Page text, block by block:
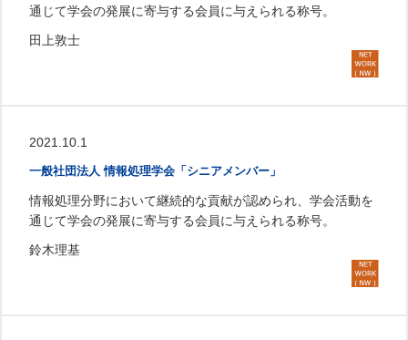
通じて学会の発展に寄与する会員に与えられる称号。
田上敦士
2021.10.1
一般社団法人 情報処理学会「シニアメンバー」
情報処理分野において継続的な貢献が認められ、学会活動を
通じて学会の発展に寄与する会員に与えられる称号。
鈴木理基